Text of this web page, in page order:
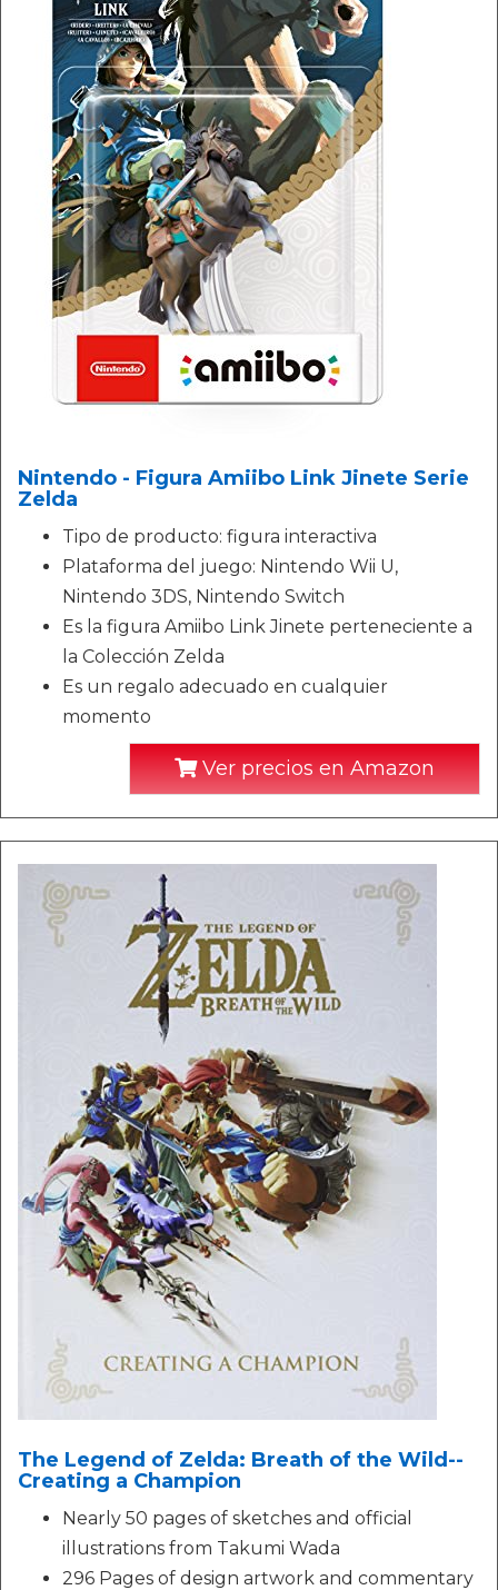
Nintendo - Figura Amiibo Link Jinete Serie
Zelda
Tipo de producto: figura interactiva
Plataforma del juego: Nintendo Wii U,
Nintendo 3DS, Nintendo Switch
Es la figura Amiibo Link Jinete perteneciente a
la Colección Zelda
Es un regalo adecuado en cualquier
momento
Ver precios en Amazon
The Legend of Zelda: Breath of the Wild--
Creating a Champion
Nearly 50 pages of sketches and official
illustrations from Takumi Wada
296 Pages of design artwork and commentary